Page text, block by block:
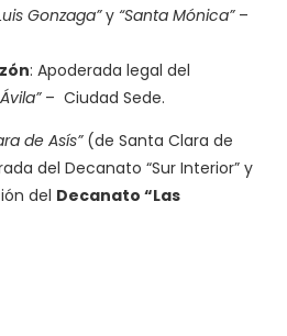
Gonzaga”y “Santa Mónica”–
: Apoderada legal del
– Ciudad Sede.
de Asís”(de Santa Clara de
del Decanato “Sur Interior” y
del Decanato “Las